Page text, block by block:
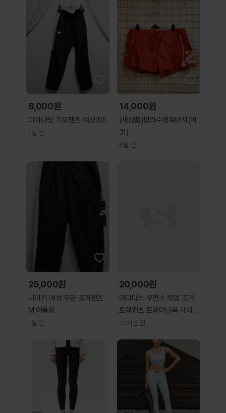
8,000원
다이나핏 기모팬츠 여성105
1일 전
14,000원
(새상품)필라수영복바지(여
31)
6일 전
25,000원
나이키 여성 우븐 조거팬츠
M 여름용
1일 전
20,000원
아디다스 우먼스 락업 조거
트랙팬츠 트레이닝복 사이즈
xs사용감 많이
22시간 전